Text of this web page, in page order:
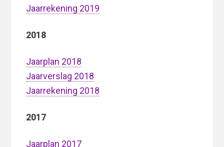
Jaarrekening 2019
2018
Jaarplan 2018
Jaarverslag 2018
Jaarrekening 2018
2017
Jaarplan 2017